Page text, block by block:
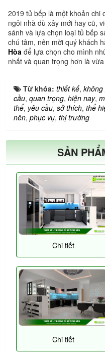
2019 tủ bếp là một khoản chi
ngôi nhà dù xây mới hay cũ,
sánh và lựa chọn loại tủ bếp
chú tâm, nên mời quý khách
Hòa để lựa chọn cho mình
nhất và quan trọng hơn là
Từ khóa: thiết kế, không
cầu, quan trọng, hiện nay,
thể, yêu cầu, sở thích, thể
nên, phục vụ, thị trường
SẢN
Chi tiết
Chi tiết